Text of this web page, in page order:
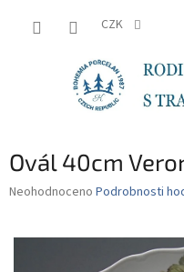
CZK
Ovál 40cm
Průměrné
je
Neohodnoceno Podrobnosti